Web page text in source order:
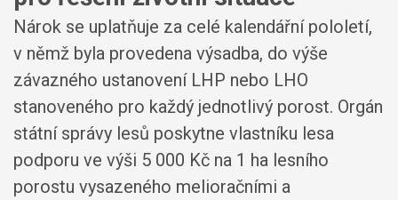
Nárok se uplatňuje za celé kalendářní pololetí,
v němž byla provedena výsadba, do výše
závazného ustanovení LHP nebo LHO
stanoveného pro každý jednotlivý porost. Orgán
státní správy lesů poskytne vlastníku lesa
podporu ve výši 5 000 Kč na 1 ha lesního
porostu vysazeného melioračními a